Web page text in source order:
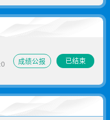
成绩公报 已结束